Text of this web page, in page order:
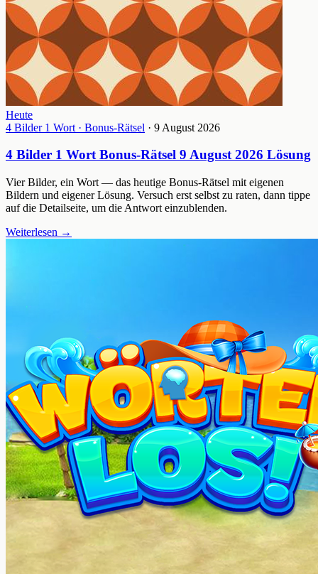
Heute
4 Bilder 1 Wort · Bonus-Rätsel · 9 August 2026
4 Bilder 1 Wort Bonus-Rätsel 9 August 2026 Lösung
Vier Bilder, ein Wort — das heutige Bonus-Rätsel mit eigenen
Bildern und eigener Lösung. Versuch erst selbst zu raten, dann tippe
auf die Detailseite, um die Antwort einzublenden.
Weiterlesen →